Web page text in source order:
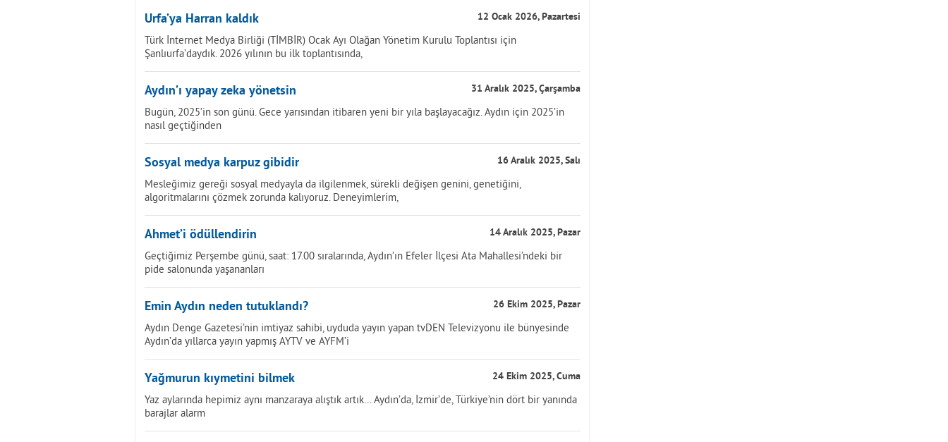
Urfa’ya Harran kaldık 12 Ocak 2026, Pazartesi
Türk İnternet Medya Birliği (TİMBİR) Ocak Ayı Olağan Yönetim Kurulu Toplantısı için
Şanlıurfa’daydık. 2026 yılının bu ilk toplantısında,
Aydın’ı yapay zeka yönetsin 31 Aralık 2025, Çarşamba
Bugün, 2025’in son günü. Gece yarısından itibaren yeni bir yıla başlayacağız. Aydın için 2025’in
nasıl geçtiğinden
Sosyal medya karpuz gibidir 16 Aralık 2025, Salı
Mesleğimiz gereği sosyal medyayla da ilgilenmek, sürekli değişen genini, genetiğini,
algoritmalarını çözmek zorunda kalıyoruz. Deneyimlerim,
Ahmet’i ödüllendirin 14 Aralık 2025, Pazar
Geçtiğimiz Perşembe günü, saat: 17.00 sıralarında, Aydın’ın Efeler İlçesi Ata Mahallesi’ndeki bir
pide salonunda yaşananları
Emin Aydın neden tutuklandı? 26 Ekim 2025, Pazar
Aydın Denge Gazetesi’nin imtiyaz sahibi, uyduda yayın yapan tvDEN Televizyonu ile bünyesinde
Aydın’da yıllarca yayın yapmış AYTV ve AYFM’i
Yağmurun kıymetini bilmek 24 Ekim 2025, Cuma
Yaz aylarında hepimiz aynı manzaraya alıştık artık… Aydın’da, İzmir’de, Türkiye’nin dört bir yanında
barajlar alarm